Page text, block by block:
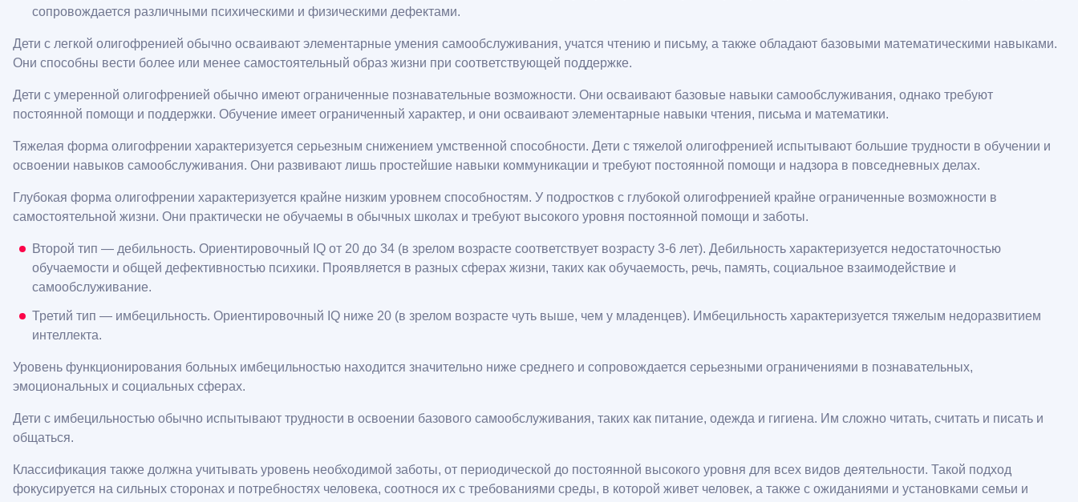
сопровождается различными психическими и физическими дефектами.
Дети с легкой олигофренией обычно осваивают элементарные умения самообслуживания, учатся чтению и письму, а также обладают базовыми математическими навыками.
Они способны вести более или менее самостоятельный образ жизни при соответствующей поддержке.
Дети с умеренной олигофренией обычно имеют ограниченные познавательные возможности. Они осваивают базовые навыки самообслуживания, однако требуют
постоянной помощи и поддержки. Обучение имеет ограниченный характер, и они осваивают элементарные навыки чтения, письма и математики.
Тяжелая форма олигофрении характеризуется серьезным снижением умственной способности. Дети с тяжелой олигофренией испытывают большие трудности в обучении и
освоении навыков самообслуживания. Они развивают лишь простейшие навыки коммуникации и требуют постоянной помощи и надзора в повседневных делах.
Глубокая форма олигофрении характеризуется крайне низким уровнем способностям. У подростков с глубокой олигофренией крайне ограниченные возможности в
самостоятельной жизни. Они практически не обучаемы в обычных школах и требуют высокого уровня постоянной помощи и заботы.
Второй тип — дебильность. Ориентировочный IQ от 20 до 34 (в зрелом возрасте соответствует возрасту 3-6 лет). Дебильность характеризуется недостаточностью
обучаемости и общей дефективностью психики. Проявляется в разных сферах жизни, таких как обучаемость, речь, память, социальное взаимодействие и
самообслуживание.
Третий тип — имбецильность. Ориентировочный IQ ниже 20 (в зрелом возрасте чуть выше, чем у младенцев). Имбецильность характеризуется тяжелым недоразвитием
интеллекта.
Уровень функционирования больных имбецильностью находится значительно ниже среднего и сопровождается серьезными ограничениями в познавательных,
эмоциональных и социальных сферах.
Дети с имбецильностью обычно испытывают трудности в освоении базового самообслуживания, таких как питание, одежда и гигиена. Им сложно читать, считать и писать и
общаться.
Классификация также должна учитывать уровень необходимой заботы, от периодической до постоянной высокого уровня для всех видов деятельности. Такой подход
фокусируется на сильных сторонах и потребностях человека, соотнося их с требованиями среды, в которой живет человек, а также с ожиданиями и установками семьи и